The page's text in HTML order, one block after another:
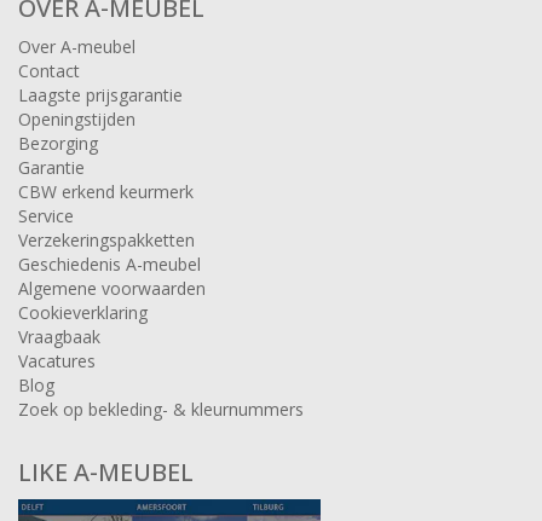
OVER A-MEUBEL
Over A-meubel
Contact
Laagste prijsgarantie
Openingstijden
Bezorging
Garantie
CBW erkend keurmerk
Service
Verzekeringspakketten
Geschiedenis A-meubel
Algemene voorwaarden
Cookieverklaring
Vraagbaak
Vacatures
Blog
Zoek op bekleding- & kleurnummers
LIKE A-MEUBEL